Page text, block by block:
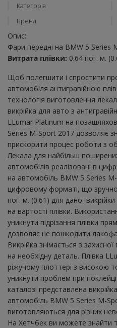
Категорія
Бренд
Опис:
Фари передні на BMW 5 Series
Витрата плівки: 0.64 пог. м.
Щоб полегшити і спростити
автомобіля антигравійною
технологія виготовлення
викрійка для авто з
LLumar Platinum на
Series M-Sport 2017 дозволяє
прискорити процес роботи з
Лекала для найбільш
автомобілів реалізовані в
на автомобіль BMW 5 Series
цифровому форматі, що
пог. м. (0.61) для даної
на вартості плівки.
уникнути підрізання плівки
дозволяє не пошкодити
Викрійка знімається з
на необхідну деталь. Плівка
ріжучому плоттері з високою
уникнути проблем при
каталозі представлена
автомобіль BMW 5 Series M-
виготовляються для різних
На Хетчбек ви можете знайти